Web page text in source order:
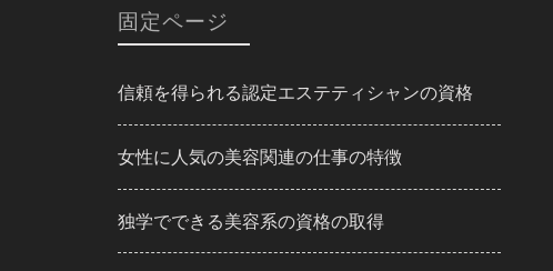
固定ページ
信頼を得られる認定エステティシャンの資格
女性に人気の美容関連の仕事の特徴
独学でできる美容系の資格の取得